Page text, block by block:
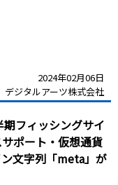
2024年02月06日
デジタルアーツ株式会社
期フィッシングサイ
ポート・仮想通貨
文字列「meta」が